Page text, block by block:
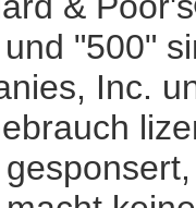
"500"
Inc.